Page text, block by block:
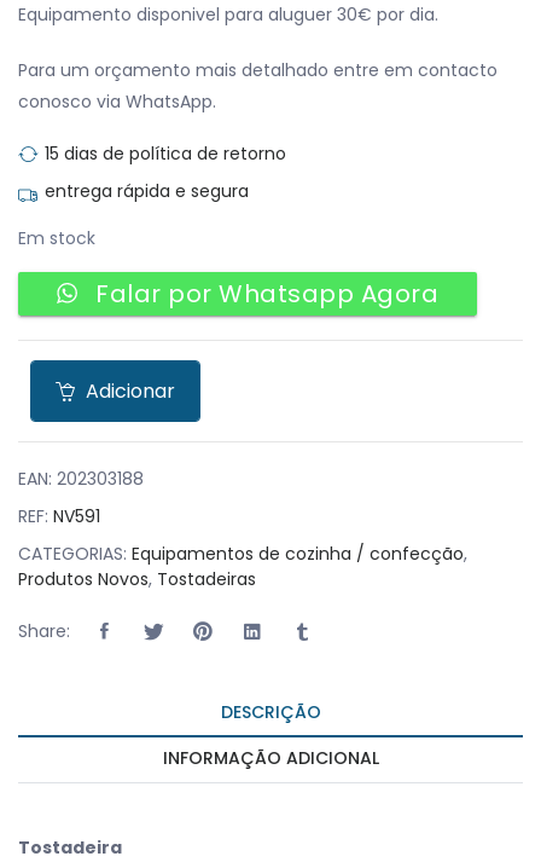
Equipamento disponivel para aluguer 30€ por dia.
Para um orçamento mais detalhado entre em contacto
conosco via WhatsApp.
15 dias de política de retorno
entrega rápida e segura
Em stock
Falar por Whatsapp Agora
Adicionar
EAN: 202303188
REF: NV591
CATEGORIAS: Equipamentos de cozinha / confecção,
Produtos Novos, Tostadeiras
Share:
DESCRIÇÃO
INFORMAÇÃO ADICIONAL
Tostadeira